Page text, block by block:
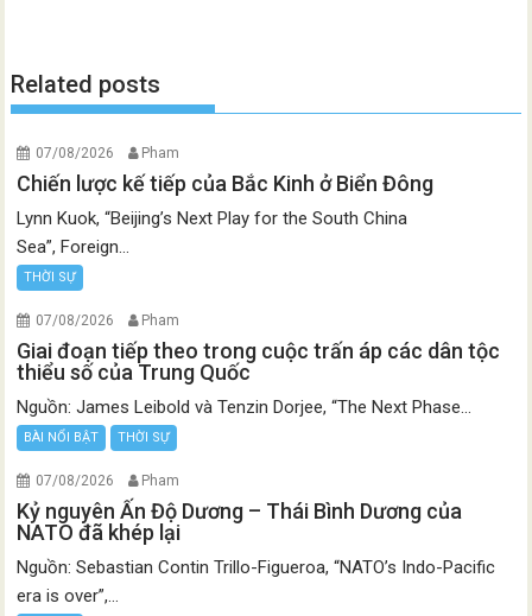
Related posts
07/08/2026 Pham
Chiến lược kế tiếp của Bắc Kinh ở Biển Đông
Lynn Kuok, “Beijing’s Next Play for the South China
Sea”, Foreign...
THỜI SỰ
07/08/2026 Pham
Giai đoạn tiếp theo trong cuộc trấn áp các dân tộc
thiểu số của Trung Quốc
Nguồn: James Leibold và Tenzin Dorjee, “The Next Phase...
BÀI NỔI BẬT THỜI SỰ
07/08/2026 Pham
Kỷ nguyên Ấn Độ Dương – Thái Bình Dương của
NATO đã khép lại
Nguồn: Sebastian Contin Trillo-Figueroa, “NATO’s Indo-Pacific
era is over”,...